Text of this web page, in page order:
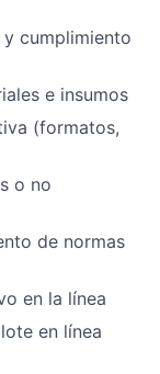
cumplimiento
e insumos
(formatos,
o no
de normas
en la línea
en línea